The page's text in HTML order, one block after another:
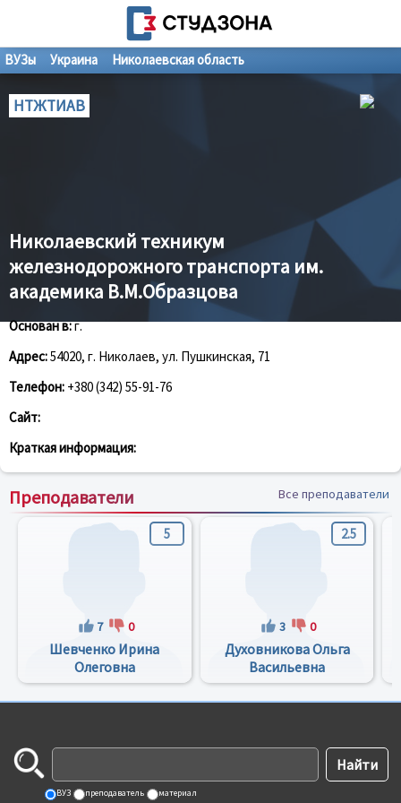
ВУЗы Украина Николаевская область
НТЖТИАВ
Николаевский техникум
железнодорожного транспорта им.
академика В.М.Образцова
Основан в:г.
Адрес:54020, г. Николаев, ул. Пушкинская, 71
Телефон: +380 (342) 55-91-76
Сайт:
Краткая информация:
Преподаватели Все преподаватели
5
7 0
Шевченко Ирина
Олеговна
2.5
3 0
Духовникова Ольга
Васильевна
ВУЗ преподаватель материал